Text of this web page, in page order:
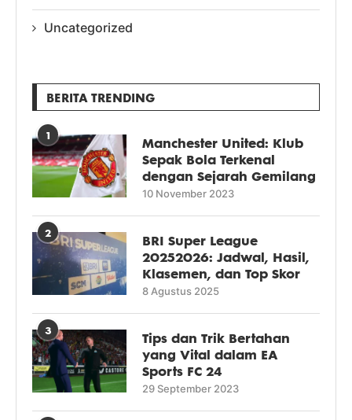
Uncategorized
BERITA TRENDING
1
Manchester United: Klub
Sepak Bola Terkenal
dengan Sejarah Gemilang
10 November 2023
2
BRI Super League
20252026: Jadwal, Hasil,
Klasemen, dan Top Skor
8 Agustus 2025
3
Tips dan Trik Bertahan
yang Vital dalam EA
Sports FC 24
29 September 2023